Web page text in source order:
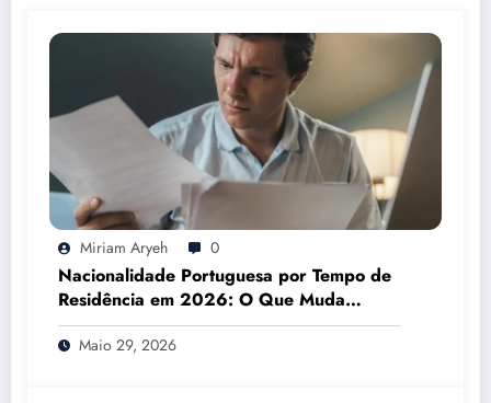
Miriam Aryeh 0
Nacionalidade Portuguesa por Tempo de
Residência em 2026: O Que Muda
Mesmo
Maio 29, 2026